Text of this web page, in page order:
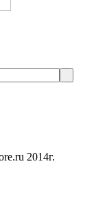
2014г.